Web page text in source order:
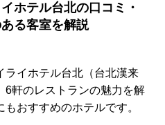
ホテル台北の口コミ・
る客室を解説
ライホテル台北（台北漢来
6軒のレストランの魅力を解
おすすめのホテルです。